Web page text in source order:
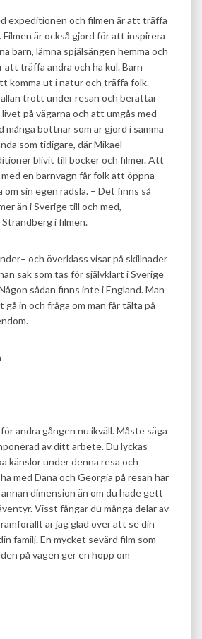
expeditionen och filmen är att träffa
Filmen är också gjord för att inspirera
barn, lämna spjälsängen hemma och
träffa andra och ha kul. Barn
komma ut i natur och träffa folk.
trött under resan och berättar
på vägarna och att umgås med
många bottnar som är gjord i samma
som tidigare, där Mikael
blivit till böcker och filmer. Att
en barnvagn får folk att öppna
sin egen rädsla. – Det finns så
än i Sverige till och med,
i filmen.
och överklass visar på skillnader
sak som tas för självklart i Sverige
sådan finns inte i England. Man
in och fråga om man får tälta på
andra gången nu ikväll. Måste säga
av ditt arbete. Du lyckas
känslor under denna resa och
med Dana och Georgia på resan har
dimension än om du hade gett
Visst fångar du många delar av
är jag glad över att se din
familj. En mycket sevärd film som
på vägen ger en hopp om